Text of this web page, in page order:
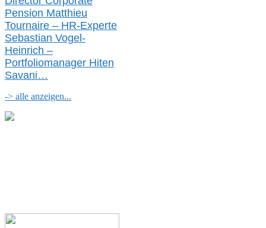
Pension Matthieu
Tournaire – HR-Experte
Sebastian Vogel-
Heinrich –
Portfoliomanager Hiten
Savani…
-> alle anzeigen...